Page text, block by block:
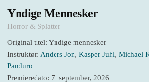
Yndige Mennesker
Horror & Splatter
Original titel: Yndige mennesker
Instruktør: Anders Jon, Kasper Juhl, Michael
Panduro
Premieredato: 7. september, 2026